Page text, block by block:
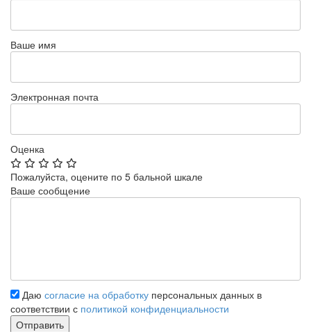
Ваше имя
Электронная почта
Оценка
Пожалуйста, оцените по 5 бальной шкале
Ваше сообщение
Даю согласие на обработку персональных данных в
соответствии с политикой конфиденциальности